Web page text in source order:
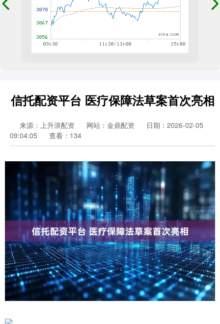
信托配资平台 医疗保障法草案首次亮相
来源：上升浪配资 网站：金鼎配资
日期：2026-02-05
09:04:05
查看：134